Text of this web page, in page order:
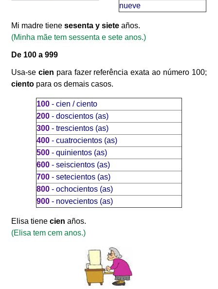
nueve
Mi madre tienesesenta y siete años.
(Minha mãe tem sessenta e sete anos.)
De 100 a 999
Usa-secien para fazer referência exata ao número 100;
ciento para os demais casos.
100- cien / ciento
200- doscientos (as)
300- trescientos (as)
400- cuatrocientos (as)
500- quinientos (as)
600- seiscientos (as)
700- setecientos (as)
800- ochocientos (as)
900- novecientos (as)
Elisa tienecien años.
(Elisa tem cem anos.)